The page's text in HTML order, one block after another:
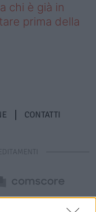
chi è già in
prima della
CONTATTI